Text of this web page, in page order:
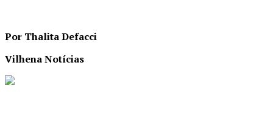
Por Thalita Defacci
Vilhena Notícias